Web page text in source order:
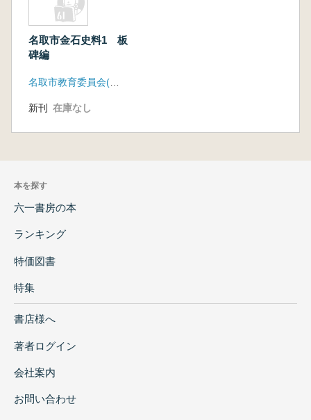
名取市金石史料1 板
碑編
新刊 在庫なし
本を探す
六一書房の本
ランキング
特価図書
特集
書店様へ
著者ログイン
会社案内
お問い合わせ